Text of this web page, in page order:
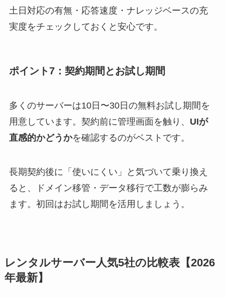
土日対応の有無・応答速度・ナレッジベースの充
実度をチェックしておくと安心です。
ポイント7：契約期間とお試し期間
多くのサーバーは10日〜30日の無料お試し期間を
用意しています。契約前に管理画面を触り、 UIが
直感的かどうかを確認するのがベストです。
長期契約後に「使いにくい」と気づいて乗り換え
ると、ドメイン移管・データ移行で工数が膨らみ
ます。初回はお試し期間を活用しましょう。
レンタルサーバー人気5社の比較表【2026
年最新】